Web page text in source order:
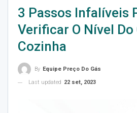
3 Passos Infalíveis
Verificar O Nível Do
Cozinha
By Equipe Preço Do Gás
Last updated 22 set, 2023